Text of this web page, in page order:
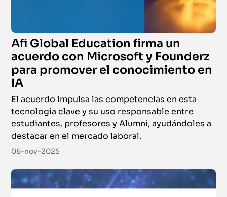
Afi Global Education firma un
acuerdo con Microsoft y Founderz
para promover el conocimiento en
IA
El acuerdo impulsa las competencias en esta
tecnología clave y su uso responsable entre
estudiantes, profesores y Alumni, ayudándoles a
destacar en el mercado laboral.
06-nov-2025